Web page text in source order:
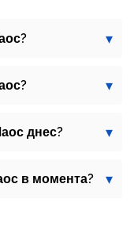
днес?
в момента?